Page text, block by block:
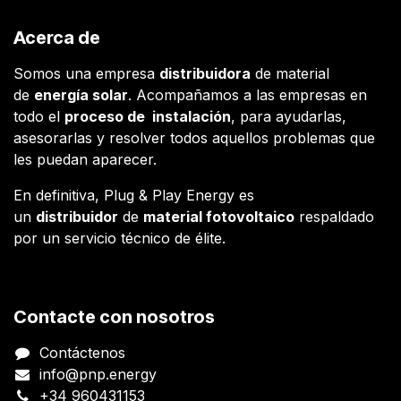
Acerca de
Somos una empresa distribuidora de material
de energía solar. Acompañamos a las empresas en
todo el proceso de instalación, para ayudarlas,
asesorarlas y resolver todos aquellos problemas que
les puedan aparecer.
En definitiva, Plug & Play Energy es
un distribuidor de material fotovoltaico respaldado
por un servicio técnico de élite.
Contacte con nosotros
Contáctenos
info@pnp.energy
+34 960431153